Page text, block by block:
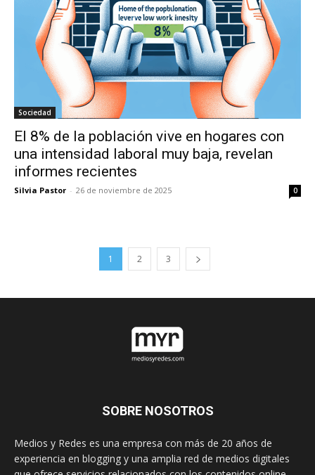
Sociedad
El 8% de la población vive en hogares con
una intensidad laboral muy baja, revelan
informes recientes
Silvia Pastor - 26 de noviembre de 2025 0
1 2 3
SOBRE NOSOTROS
Medios y Redes es una empresa con más de 20 años de
experiencia en blogging y una amplia red de medios digitales